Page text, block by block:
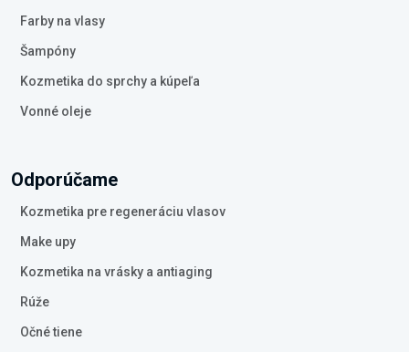
Farby na vlasy
Šampóny
Kozmetika do sprchy a kúpeľa
Vonné oleje
Odporúčame
Kozmetika pre regeneráciu vlasov
Make upy
Kozmetika na vrásky a antiaging
Rúže
Očné tiene